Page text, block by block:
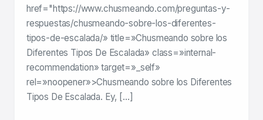
href="https://www.chusmeando.com/preguntas-y-
respuestas/chusmeando-sobre-los-diferentes-
tipos-de-escalada/» title=»Chusmeando sobre los
Diferentes Tipos De Escalada» class=»internal-
recommendation» target=»_self»
rel=»noopener»>Chusmeando sobre los Diferentes
Tipos De Escalada. Ey, […]